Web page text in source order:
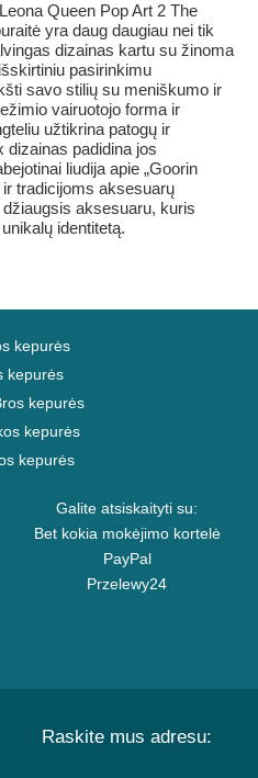
Queen Pop Art 2 The
yra daug daugiau nei tik
dizainas kartu su žinoma
pasirinkimu
savo stilių su meniškumo ir
vairuotojo forma ir
užtikrina patogų ir
dizainas padidina jos
liudija apie „Goorin
tradicijoms aksesuarų
aksesuaru, kuris
identitetą.
kepurės
kepurės
kepurės
kepurės
kepurės
Galite atsiskaityti su:
Bet kokia mokėjimo kortelė
PayPal
Przelewy24
Raskite mus adresu: